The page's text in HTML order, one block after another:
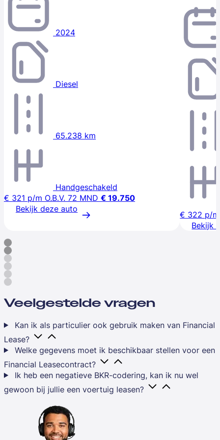
2024
Diesel
65.238 km
Handgeschakeld
€ 321 p/m O.B.V. 72 MND € 19.750
Bekijk deze auto
€ 322 p/m
Bekijk
Veelgestelde vragen
Kan ik als particulier ook gebruik maken van Financial
Lease?
Welke gegevens moet ik beschikbaar stellen voor een
Financial Leasecontract?
Ik heb een negatieve BKR-codering, kan ik nu wel
gewoon bij jullie een voertuig leasen?